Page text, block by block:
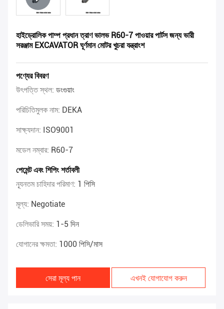
হাইড্রোলিক পাম্প প্রধান ত্রাণ ভালভ R60-7 পাওয়ার পার্টস জন্য ভারী
সরঞ্জাম EXCAVATOR ঘূর্ণমান মোটর খুচরা যন্ত্রাংশ
পণ্যের বিবরণ
উৎপত্তি স্থল: ডংগুয়াং
পরিচিতিমুলক নাম: DEKA
সাক্ষ্যদান: ISO9001
মডেল নম্বার: R60-7
পেমেন্ট এবং শিপিং শর্তাবলী
ন্যূনতম চাহিদার পরিমাণ: 1 পিসি
মূল্য: Negotiate
ডেলিভারি সময়: 1-5 দিন
যোগানের ক্ষমতা: 1000 পিসি/মাস
সেরা মূল্য পান এখনই যোগাযোগ করুন